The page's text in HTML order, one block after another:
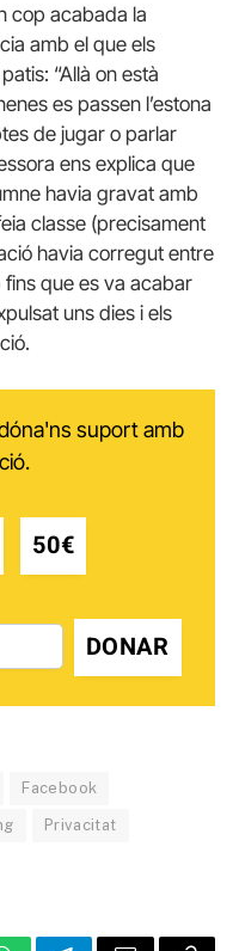
cop acabada la
amb el que els
“Allà on està
es passen l’estona
de jugar o parlar
ens explica que
havia gravat amb
classe (precisament
havia corregut entre
que es va acabar
uns dies i els
suport amb
50€
DONAR
Facebook
Privacitat